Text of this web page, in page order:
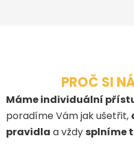
PROČ SI
Máme individuální
poradíme Vám jak ušetřit,
pravidla a vždy splníme